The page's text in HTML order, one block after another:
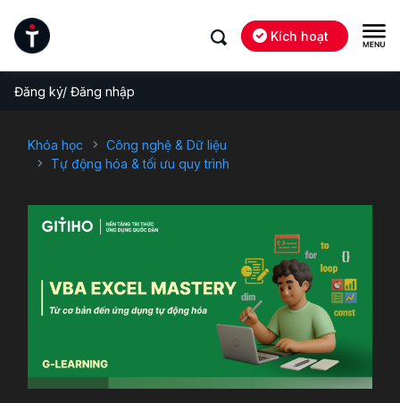
Kích hoạt
Đăng ký/ Đăng nhập
Khóa học
Công nghệ & Dữ liệu
Tự động hóa & tối ưu quy trình